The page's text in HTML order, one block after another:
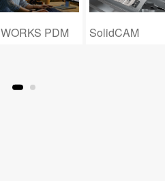
SolidCAM